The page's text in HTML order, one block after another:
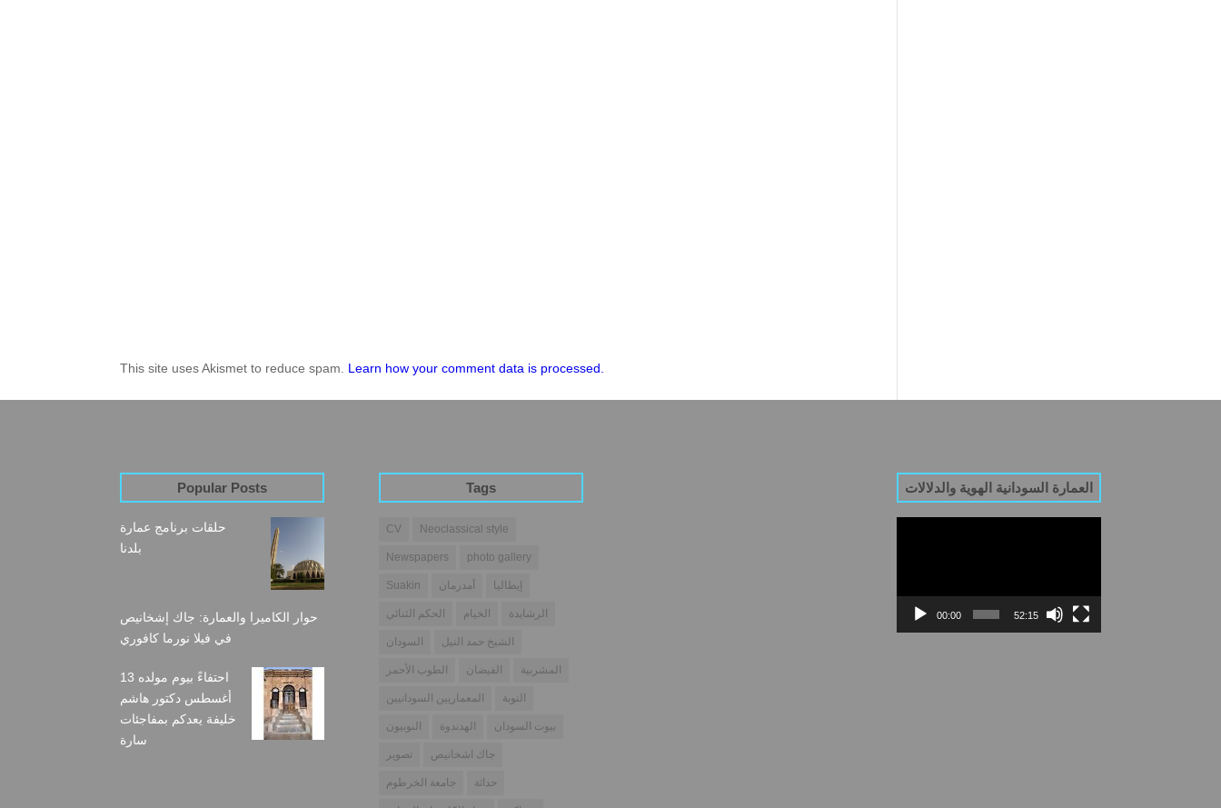
This site uses Akismet to reduce spam. Learn how your comment data is processed.
Popular Posts
حلقات برنامج عمارة
بلدنا
حوار الكاميرا والعمارة: جاك إشخانيص
في فيلا نورما كافوري
احتفاءً بيوم مولده 13
أغسطس دكتور هاشم
خليفة يعدكم بمفاجئات
سارة
Tags
CV Neoclassical style
Newspapers photo gallery
Suakin أمدرمان إيطاليا
الحكم الثنائي الخيام الرشايدة
السودان الشيخ حمد النيل
الطوب الأحمر الفيضان المشربية
المعماريين السودانيين النوبة
النوبيون الهدندوة بيوت السودان
تصوير جاك اشخانيص
جامعة الخرطوم حداثة
العمارة السودانية الهوية والدلالات
00:00 52:15